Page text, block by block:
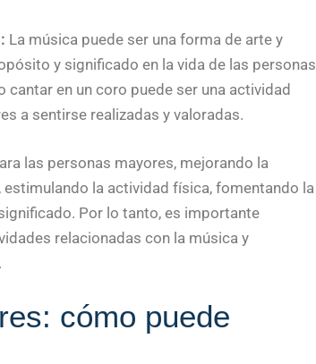
La música puede ser una forma de arte y
y significado en la vida de las personas
en un coro puede ser una actividad
a sentirse realizadas y valoradas.
las personas mayores, mejorando la
la actividad física, fomentando la
Por lo tanto, es importante
relacionadas con la música y
cómo puede